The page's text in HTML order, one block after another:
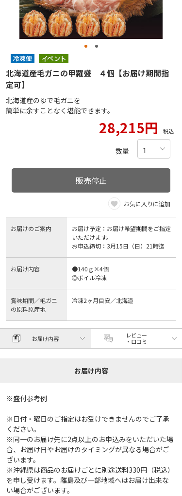
北海道産毛ガニの甲羅盛 ４個【お届け期間指
定可】
北海道産のゆで毛ガニを
簡単に余すことなく堪能できます。
28,215円 税込
数量
販売停止
お気に入りに追加
お届けのご案内
お届け予定：お届け希望期間をご指定
いただけます。
お申込締切：3月15日（日）21時迄
お届け内容
●140ｇ×4個
◎ボイル冷凍
賞味期間／毛ガニ
の原料原産地
冷凍2ヶ月目安／北海道
お届け内容
レビュー
・口コミ
お届け内容
※盛付参考例
※日付・曜日のご指定はお受けできませんのでご了承
ください。
※同一のお届け先に2点以上のお申込みをいただいた場
合、お届け日やお届けのタイミングが異なる場合がご
ざいます。
※沖縄県は商品のお届けごとに別途送料330円（税込）
を申し受けます。離島及び一部地域へはお届け出来な
い場合がございます。